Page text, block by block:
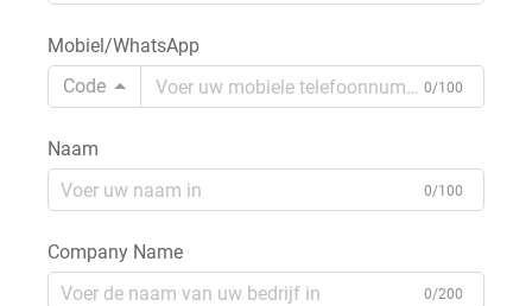
Mobiel/WhatsApp
Code
0/100
Naam
0/100
Company Name
0/200